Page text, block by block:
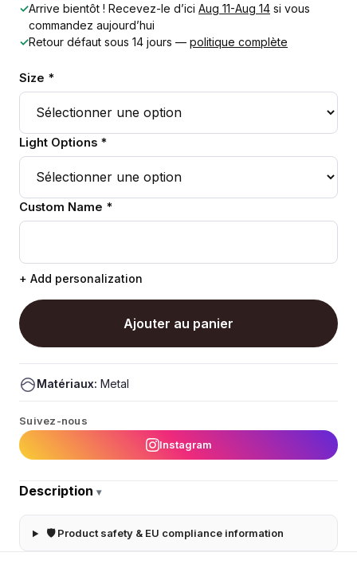
✓Arrive bientôt ! Recevez-le d’ici Aug 11-Aug 14 si vous
commandez aujourd’hui
✓Retour défaut sous 14 jours — politique complète
Size *
Light Options *
Custom Name *
+ Add personalization
Ajouter au panier
Matériaux: Metal
Suivez-nous
Instagram
Description ▾
🛡 Product safety & EU compliance information